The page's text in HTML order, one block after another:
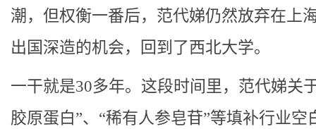
潮，但权衡一番后，范代娣仍然放弃在上
出国深造的机会，回到了西北大学。
一干就是30多年。这段时间里，范代娣关
胶原蛋白”、“稀有人参皂苷”等填补行业空